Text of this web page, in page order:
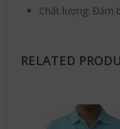
Chất lượng: Đảm
RELATED